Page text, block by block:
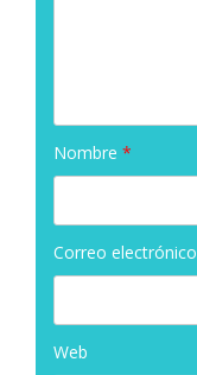
Nombre *
Correo electrónico
Web